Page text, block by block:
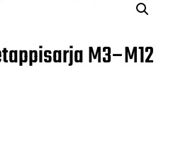
M3–M12